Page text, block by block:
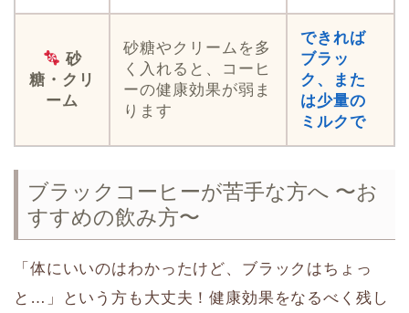
砂
糖・クリ
ーム
砂糖やクリームを多
く入れると、コーヒ
ーの健康効果が弱ま
ります
できれば
ブラッ
ク、また
は少量の
ミルクで
ブラックコーヒーが苦手な方へ 〜お
すすめの飲み方〜
「体にいいのはわかったけど、ブラックはちょっ
と…」という方も大丈夫！健康効果をなるべく残し